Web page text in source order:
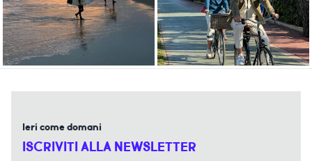
Ieri come domani
ISCRIVITI ALLA NEWSLETTER